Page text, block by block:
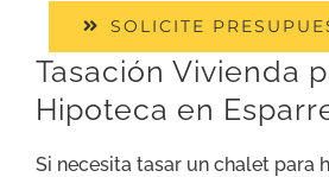
SOLICITE
Tasación Vivienda
Hipoteca en
Si necesita tasar un chalet para